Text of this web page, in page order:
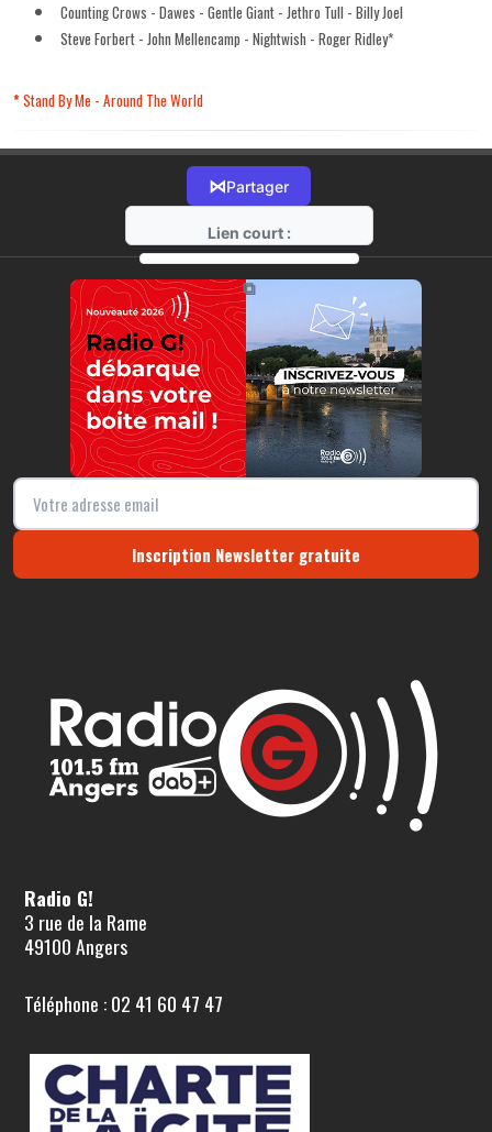
Counting Crows - Dawes - Gentle Giant - Jethro Tull - Billy Joel
Steve Forbert - John Mellencamp - Nightwish - Roger Ridley*
*Stand By Me - Around TheWorld
⋈Partager
Lien court :
https://radio-g.fr?11399
⧉
Inscription Newsletter gratuite
Radio G!
3 rue de la Rame
49100 Angers
Téléphone : 02 41 60 47 47